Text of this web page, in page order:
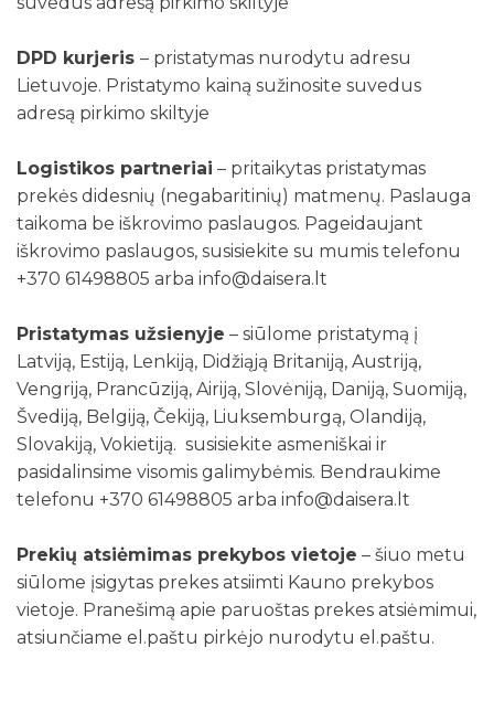
DPD kurjeris – pristatymas nurodytu adresu
Lietuvoje. Pristatymo kainą sužinosite suvedus
adresą pirkimo skiltyje
Logistikos partneriai – pritaikytas pristatymas
prekės didesnių (negabaritinių) matmenų. Paslauga
taikoma be iškrovimo paslaugos. Pageidaujant
iškrovimo paslaugos, susisiekite su mumis telefonu
+370 61498805 arba info@daisera.lt
Pristatymas užsienyje – siūlome pristatymą į
Latviją, Estiją, Lenkiją, Didžiąją Britaniją, Austriją,
Vengriją, Prancūziją, Airiją, Slovėniją, Daniją, Suomiją,
Švediją, Belgiją, Čekiją, Liuksemburgą, Olandiją,
Slovakiją, Vokietiją. susisiekite asmeniškai ir
pasidalinsime visomis galimybėmis. Bendraukime
telefonu +370 61498805 arba info@daisera.lt
Prekių atsiėmimas prekybos vietoje – šiuo metu
siūlome įsigytas prekes atsiimti Kauno prekybos
vietoje. Pranešimą apie paruoštas prekes atsiėmimui,
atsiunčiame el.paštu pirkėjo nurodytu el.paštu.